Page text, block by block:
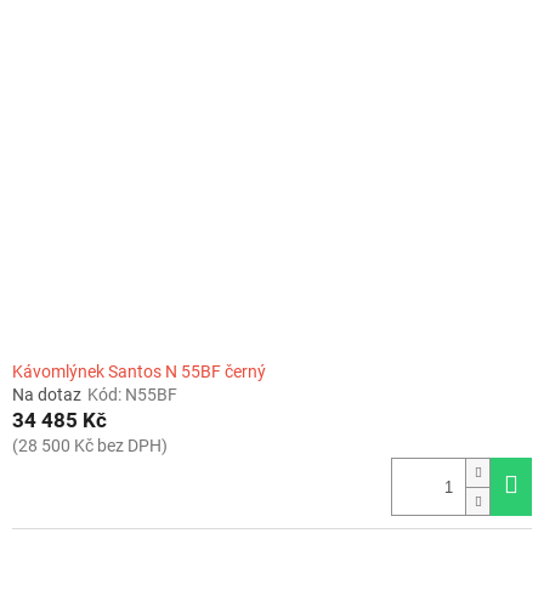
Kávomlýnek Santos N 55BF černý
Na dotaz Kód: N55BF
34 485 Kč
(28 500 Kč bez DPH)